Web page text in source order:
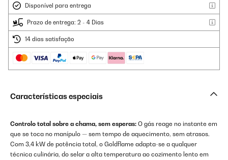
Disponível para entrega
Prazo de entrega: 2 - 4 Dias
14 dias satisfação
Características especiais
Controlo total sobre a chama, sem esperas: O gás reage no instante em
que se toca no manípulo — sem tempo de aquecimento, sem atrasos.
Com 3,4 kW de potência total, o Goldflame adapta-se a qualquer
técnica culinária, do selar a alta temperatura ao cozimento lento em